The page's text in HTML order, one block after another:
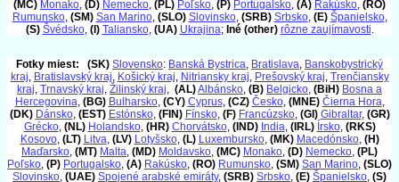
(MC) Monako, (D) Nemecko, (PL) Poľsko, (P) Portugalsko, (A) Rakúsko, (RO)
Rumunsko, (SM) San Marino, (SLO) Slovinsko, (SRB) Srbsko, (E) Španielsko,
(S) Švédsko, (I) Taliansko, (UA) Ukrajina; Iné (other) rôzne zaujímavosti.
Fotky miest: (SK) Slovensko: Banská Bystrica, Bratislava, Banskobystrický
kraj, Bratislavský kraj, Košický kraj, Nitriansky kraj, Prešovský kraj, Trenčiansky
kraj, Trnavský kraj, Žilinský kraj, (AL)Albánsko, (B) Belgicko, (BiH) Bosna a
Hercegovina, (BG) Bulharsko, (CY) Cyprus, (CZ) Česko, (MNE) Čierna Hora,
(DK) Dánsko, (EST) Estónsko, (FIN) Fínsko, (F) Francúzsko, (GI) Gibraltar, (GR)
Grécko, (NL) Holandsko, (HR) Chorvátsko, (IND) India, (IRL) Írsko, (RKS)
Kosovo, (LT) Litva, (LV) Lotyšsko, (L) Luxembursko, (MK) Macedónsko, (H)
Maďarsko, (MT) Malta, (MD) Moldavsko, (MC) Monako, (D) Nemecko, (PL)
Poľsko, (P) Portugalsko, (A) Rakúsko, (RO) Rumunsko, (SM) San Marino, (SLO)
Slovinsko, (UAE) Spojené arabské emiráty, (SRB) Srbsko, (E) Španielsko, (S)